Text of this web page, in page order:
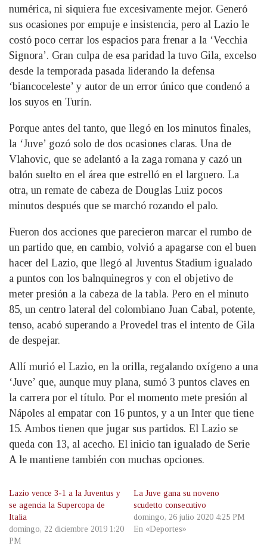
numérica, ni siquiera fue excesivamente mejor. Generó
sus ocasiones por empuje e insistencia, pero al Lazio le
costó poco cerrar los espacios para frenar a la ‘Vecchia
Signora’. Gran culpa de esa paridad la tuvo Gila, excelso
desde la temporada pasada liderando la defensa
‘biancoceleste’ y autor de un error único que condenó a
los suyos en Turín.
Porque antes del tanto, que llegó en los minutos finales,
la ‘Juve’ gozó solo de dos ocasiones claras. Una de
Vlahovic, que se adelantó a la zaga romana y cazó un
balón suelto en el área que estrelló en el larguero. La
otra, un remate de cabeza de Douglas Luiz pocos
minutos después que se marchó rozando el palo.
Fueron dos acciones que parecieron marcar el rumbo de
un partido que, en cambio, volvió a apagarse con el buen
hacer del Lazio, que llegó al Juventus Stadium igualado
a puntos con los balnquinegros y con el objetivo de
meter presión a la cabeza de la tabla. Pero en el minuto
85, un centro lateral del colombiano Juan Cabal, potente,
tenso, acabó superando a Provedel tras el intento de Gila
de despejar.
Allí murió el Lazio, en la orilla, regalando oxígeno a una
‘Juve’ que, aunque muy plana, sumó 3 puntos claves en
la carrera por el título. Por el momento mete presión al
Nápoles al empatar con 16 puntos, y a un Inter que tiene
15. Ambos tienen que jugar sus partidos. El Lazio se
queda con 13, al acecho. El inicio tan igualado de Serie
A le mantiene también con muchas opciones.
Lazio vence 3-1 a la Juventus y
se agencia la Supercopa de
Italia
domingo, 22 diciembre 2019 1:20
PM
La Juve gana su noveno
scudetto consecutivo
domingo, 26 julio 2020 4:25 PM
En «Deportes»